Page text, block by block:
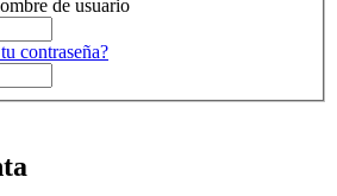
de usuario
contraseña?